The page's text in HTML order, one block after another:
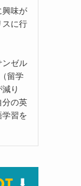
興味が
スに行
ンゼル
留学
り
分の英
習を